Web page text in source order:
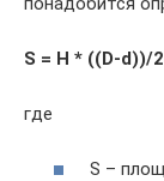
S = H * ((D-d))/2
где
S –